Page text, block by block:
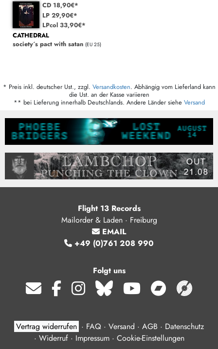
CD 18,90€*
LP 29,90€*
LPcol 33,90€*
CATHEDRAL
society´s pact with satan (EU 25)
* Preis inkl. deutscher Ust., zzgl. Versandkosten. Abhängig vom Lieferland kann
die Ust. an der Kasse variieren
** bei Lieferung innerhalb Deutschlands. Andere Länder siehe Versand
Flight 13 Records
Mailorder & Laden · Freiburg
EMAIL
+49 (0)761 208 990
Folgt uns
Vertrag widerrufen · FAQ · Versand · AGB · Datenschutz
· Widerruf· Impressum· Cookie-Einstellungen